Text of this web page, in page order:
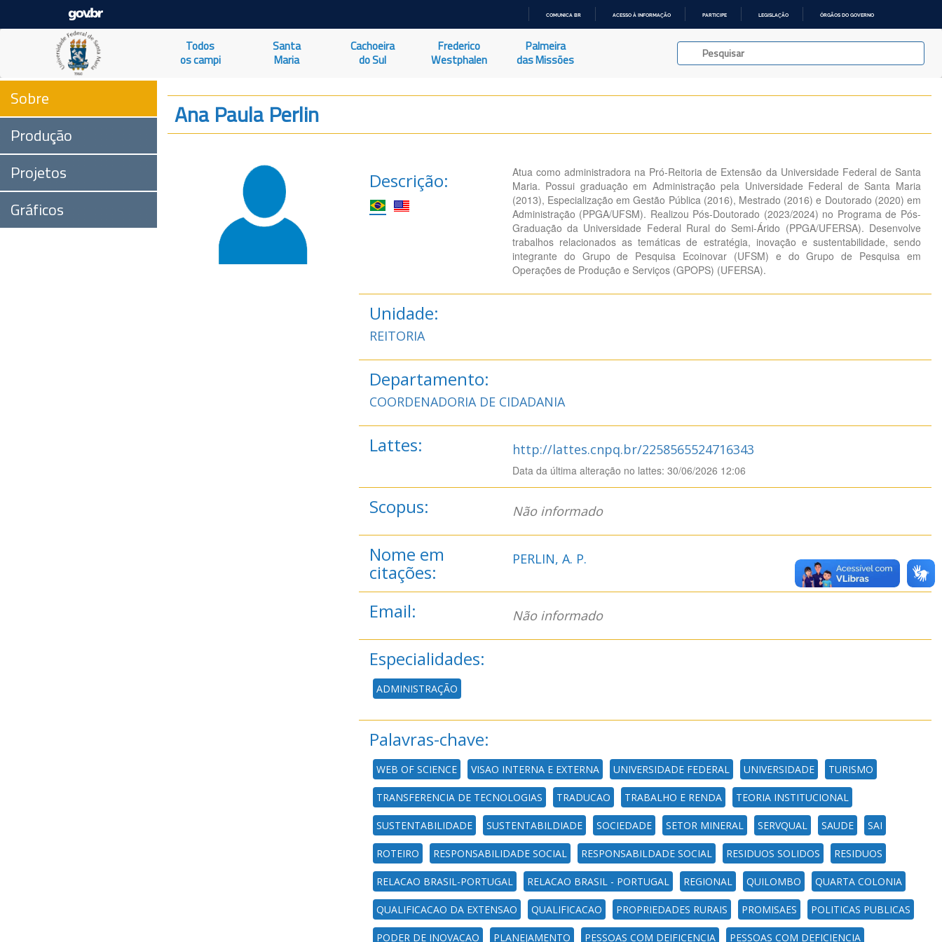
O
COMUNICA BR ACESSO À INFORMAÇÃO PARTICIPE LEGISLAÇÃO ÓRGÃOS DO GOVERNO
Todos
os campi
Santa
Maria
Cachoeira
do Sul
Frederico
Westphalen
Palmeira
das Missões
Sobre
Produção
Projetos
Gráficos
Ana Paula Perlin
Descrição:
Atua como administradora na Pró-Reitoria de Extensão da Universidade Federal de Santa
Maria. Possui graduação em Administração pela Universidade Federal de Santa Maria
(2013), Especialização em Gestão Pública (2016), Mestrado (2016) e Doutorado (2020) em
Administração (PPGA/UFSM). Realizou Pós-Doutorado (2023/2024) no Programa de Pós-
Graduação da Universidade Federal Rural do Semi-Árido (PPGA/UFERSA). Desenvolve
trabalhos relacionados as temáticas de estratégia, inovação e sustentabilidade, sendo
integrante do Grupo de Pesquisa Ecoinovar (UFSM) e do Grupo de Pesquisa em
Operações de Produção e Serviços (GPOPS) (UFERSA).
Unidade:
REITORIA
Departamento:
COORDENADORIA DE CIDADANIA
Lattes: http://lattes.cnpq.br/2258565524716343
Data da última alteração no lattes: 30/06/2026 12:06
Scopus: Não informado
Nome em
citações:
PERLIN, A. P.
Email: Não informado
Especialidades:
ADMINISTRAÇÃO
Palavras-chave:
WEB OF SCIENCE VISAO INTERNA E EXTERNA UNIVERSIDADE FEDERAL UNIVERSIDADE TURISMO
TRANSFERENCIA DE TECNOLOGIAS TRADUCAO TRABALHO E RENDA TEORIA INSTITUCIONAL
SUSTENTABILIDADE SUSTENTABILDIADE SOCIEDADE SETOR MINERAL SERVQUAL SAUDE SAI
ROTEIRO RESPONSABILIDADE SOCIAL RESPONSABILDADE SOCIAL RESIDUOS SOLIDOS RESIDUOS
RELACAO BRASIL-PORTUGAL RELACAO BRASIL - PORTUGAL REGIONAL QUILOMBO QUARTA COLONIA
QUALIFICACAO DA EXTENSAO QUALIFICACAO PROPRIEDADES RURAIS PROMISAES POLITICAS PUBLICAS
PODER DE INOVACAO PLANEJAMENTO PESSOAS COM DEIFICENCIA PESSOAS COM DEFICIENCIA